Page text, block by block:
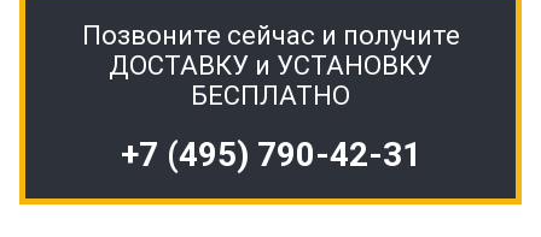
Позвоните сейчас и получите
ДОСТАВКУ и УСТАНОВКУ
БЕСПЛАТНО
+7 (495) 790-42-31